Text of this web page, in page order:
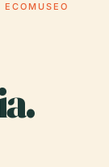
ECOMUSEO